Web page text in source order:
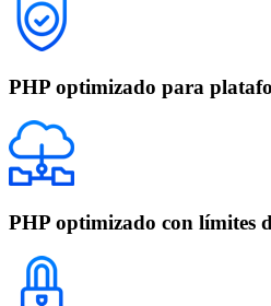
PHP optimizado para
PHP optimizado con límites